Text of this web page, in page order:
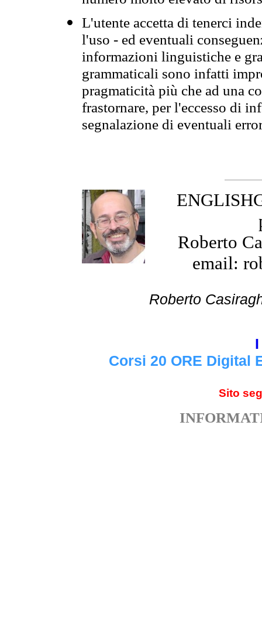
L'utente accetta di tenerci
l'uso - ed eventuali
informazioni linguistiche e
grammaticali sono infatti
pragmaticità più che ad una
frastornare, per l'eccesso di
segnalazione di eventuali
Roberto
email:
Roberto
Corsi 20 ORE Digital
Sito